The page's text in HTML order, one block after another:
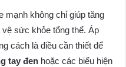
mạnh không chỉ giúp tăng
sức khỏe tổng thể. Áp
cách là điều cần thiết để
tay đen hoặc các biểu hiện